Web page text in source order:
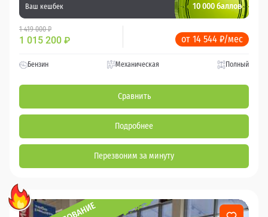
Ваш кешбек 10 000 баллов
1 419 000 ₽
1 015 200 ₽ от 14 544 ₽/мес
Бензин Механическая Полный
Сравнить
Подробнее
Перезвоним за минуту